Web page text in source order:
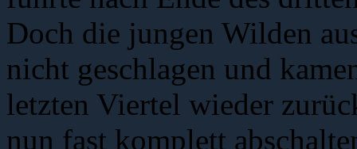
Doch die jungen Wilden
nicht geschlagen und
letzten Viertel wieder
nun fast komplett